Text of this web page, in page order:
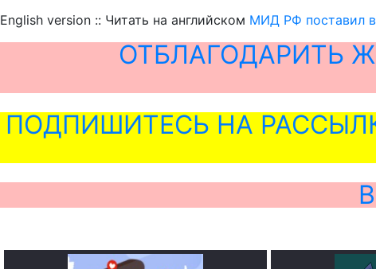
English version :: Читать на английском МИД РФ поставил в
ОТБЛАГОДАРИТЬ
ПОДПИШИТЕСЬ НА